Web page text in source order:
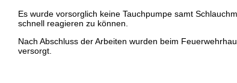
Es wurde vorsorglich keine Tauchpumpe samt
schnell reagieren zu können.
Nach Abschluss der Arbeiten wurden beim
versorgt.